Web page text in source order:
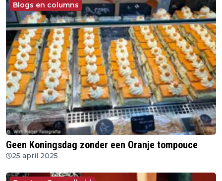
Blogs en columns
Geen Koningsdag zonder een Oranje tompouce
25 april 2025